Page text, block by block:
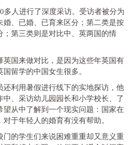
多人进行了深度采访。受访者被分为
婚、已婚、已育来区分；第二类是按
；第三类则是对比中、英两国的情
英国来做对比，是因为这些年英国有
留学的中国女生很多。
还利用暑假进行线下的实地探访，他
、采访幼儿园园长和小学校长、了
从中了解到一个现实问题：国家在
于年轻人的婚育有没有帮助。
门的学生们来说困难重重却又意义重